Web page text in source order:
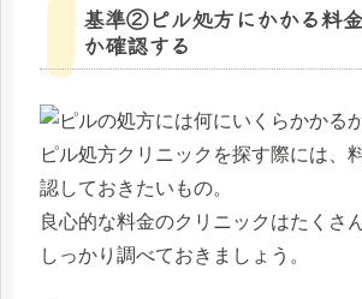
基準②ピル処方にかかる料
か確認する
ピル処方クリニックを探す際には、
認しておきたいもの。
良心的な料金のクリニックはたくさ
しっかり調べておきましょう。